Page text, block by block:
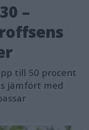
–
till 50 procent
jämfört med